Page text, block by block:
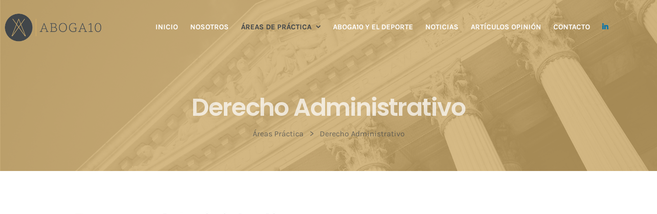
al
contenido
INICIO NOSOTROS ÁREAS DE PRÁCTICA ABOGA10 Y EL DEPORTE NOTICIAS ARTÍCULOS OPINIÓN CONTACTO
Derecho Administrativo
Áreas Práctica > Derecho Administrativo